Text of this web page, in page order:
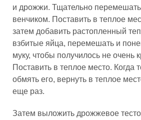
и дрожжи. Тщательно перемешать
венчиком. Поставить в теплое
затем добавить растопленный
взбитые яйца, перемешать и
муку, чтобы получилось не очень
Поставить в теплое место. Когда
обмять его, вернуть в теплое
еще раз.
Затем выложить дрожжевое